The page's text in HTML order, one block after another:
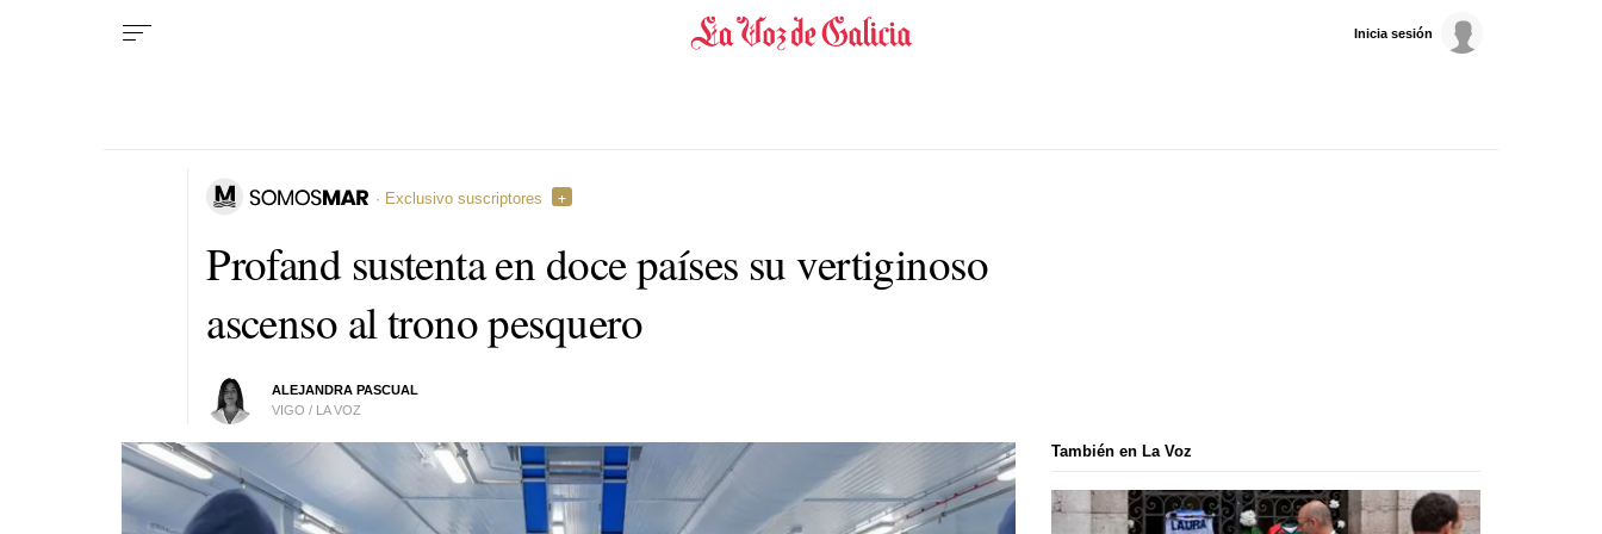
Inicia sesión
Profand sustenta en doce países su vertiginoso
ascenso al trono pesquero
ALEJANDRA PASCUAL
VIGO / LA VOZ
· Exclusivo suscriptores
También en La Voz